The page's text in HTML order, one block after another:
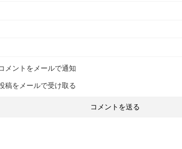
メントをメールで通知
稿をメールで受け取る